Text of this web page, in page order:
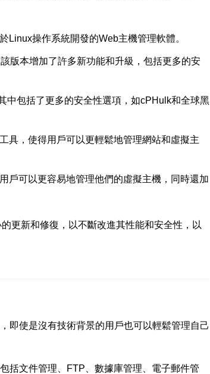
Linux操作系統開發的Web主機管理軟體。
版本增加了許多新功能和升級，包括更多的安
中包括了更多的安全性選項，如cPHulk和全球黑
具，使得用戶可以更輕鬆地管理網站和虛擬主
戶可以更容易地管理他們的虛擬主機，同時還加
更新和修復，以不斷改進其性能和安全性，以
即使是沒有技術背景的用戶也可以輕鬆管理自己
括文件管理、FTP、數據庫管理、電子郵件管